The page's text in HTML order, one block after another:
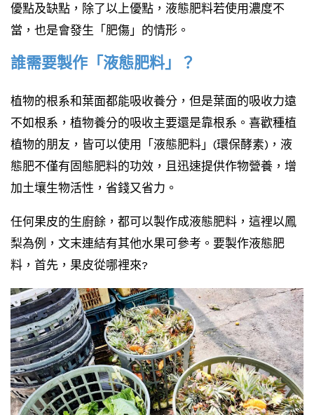
優點及缺點，除了以上優點，液態肥料若使用濃度不
當，也是會發生「肥傷」的情形。
誰需要製作「液態肥料」？
植物的根系和葉面都能吸收養分，但是葉面的吸收力遠
不如根系，植物養分的吸收主要還是靠根系。喜歡種植
植物的朋友，皆可以使用「液態肥料」(環保酵素)，液
態肥不僅有固態肥料的功效，且迅速提供作物營養，增
加土壤生物活性，省錢又省力。
任何果皮的生廚餘，都可以製作成液態肥料，這裡以鳳
梨為例，文末連結有其他水果可參考。要製作液態肥
料，首先，果皮從哪裡來?